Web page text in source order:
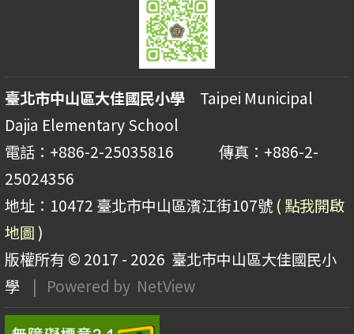
臺北市中山區大佳國民小學 Taipei Municipal
Dajia Elementary School
電話：+886-2-25035816 傳真：+886-2-
25024356
地址：10472 臺北市中山區濱江街107號 ( 點我開啟
地圖 )
版權所有 © 2017 - 2026 臺北市中山區大佳國民小
學
| Powered by NetView